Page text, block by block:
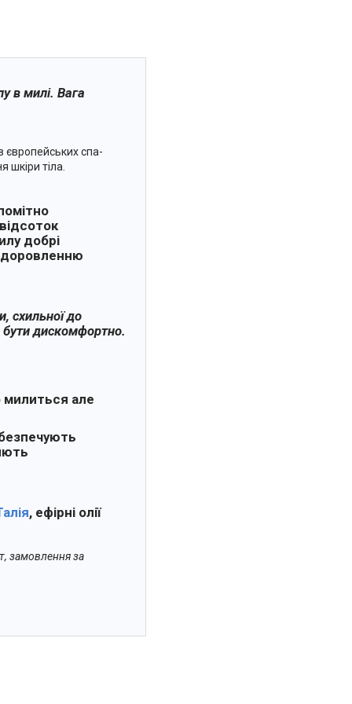
в милі. Вага
спа-
шкіри тіла.
добрі
схильної до
бути дискомфортно.
милиться але
, ефірні олії
замовлення за